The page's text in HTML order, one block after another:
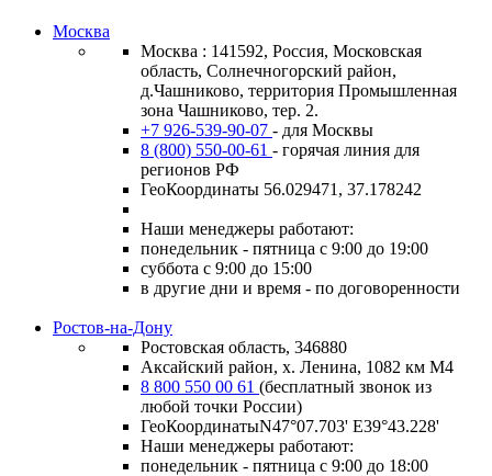
Москва
Москва : 141592, Россия, Московская
область, Солнечногорский район,
д.Чашниково, территория Промышленная
зона Чашниково, тер. 2.
+7 926-539-90-07 - для Москвы
8 (800) 550-00-61 - горячая линия для
регионов РФ
ГеоКоординаты 56.029471, 37.178242
Наши менеджеры работают:
понедельник - пятница с 9:00 до 19:00
суббота с 9:00 до 15:00
в другие дни и время - по договоренности
Ростов-на-Дону
Ростовская область, 346880
Аксайский район, х. Ленина, 1082 км М4
8 800 550 00 61 (бесплатный звонок из
любой точки России)
ГеоКоординатыN47°07.703' E39°43.228'
Наши менеджеры работают:
понедельник - пятница с 9:00 до 18:00